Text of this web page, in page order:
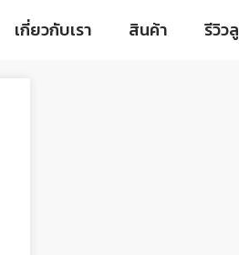
เกี่ยวกับเรา สินค้า รีวิว